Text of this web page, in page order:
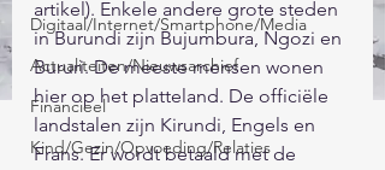
Digitaal/Internet/Smartphone/Media
Actualiteiten/Nieuwsarchief
Financieel
Kind/Gezin/Opvoeding/Relaties
artikel). Enkele andere grote steden
in Burundi zijn Bujumbura, Ngozi en
Bururi. De meeste mensen wonen
hier op het platteland. De officiële
landstalen zijn Kirundi, Engels en
Frans. Er wordt betaald met de